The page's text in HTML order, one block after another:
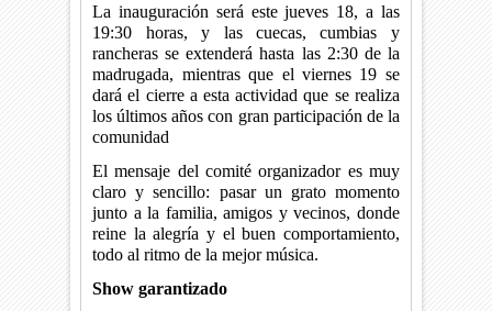
La inauguración será este jueves 18, a las
19:30 horas, y las cuecas, cumbias y
rancheras se extenderá hasta las 2:30 de la
madrugada, mientras que el viernes 19 se
dará el cierre a esta actividad que se realiza
los últimos años con gran participación de la
comunidad
El mensaje del comité organizador es muy
claro y sencillo: pasar un grato momento
junto a la familia, amigos y vecinos, donde
reine la alegría y el buen comportamiento,
todo al ritmo de la mejor música.
Show garantizado